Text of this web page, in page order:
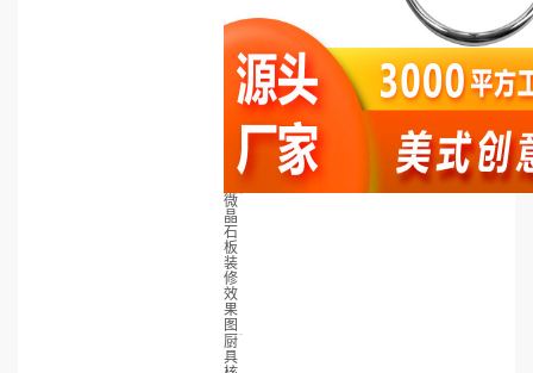
微
晶
石
板
装
修
效
果
图
厨
具